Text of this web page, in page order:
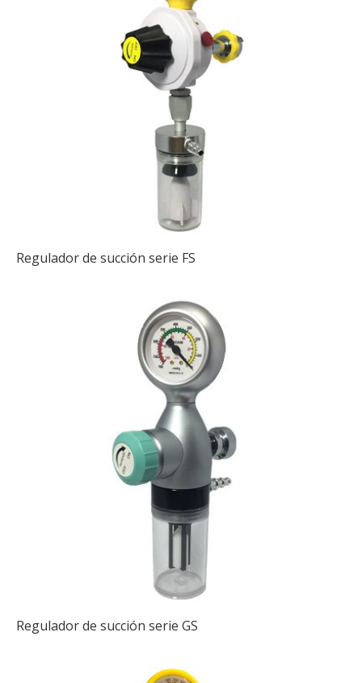
Regulador de succión serie FS
Regulador de succión serie GS